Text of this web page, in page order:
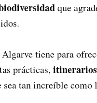
que
tiene para
prácticas,
sea tan increíble como